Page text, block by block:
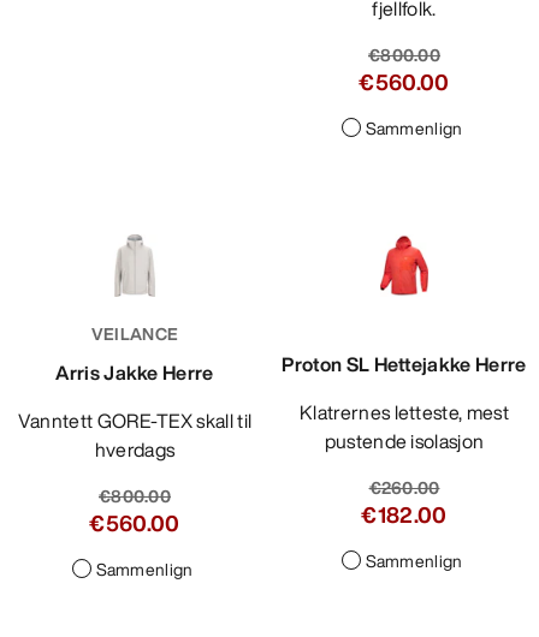
fjellfolk.
€800.00
€560.00
Sammenlign
VEILANCE
Arris Jakke Herre
Vanntett GORE-TEX skall til
hverdags
€800.00
€560.00
Sammenlign
Proton SL Hettejakke Herre
Klatrernes letteste, mest
pustende isolasjon
€260.00
€182.00
Sammenlign